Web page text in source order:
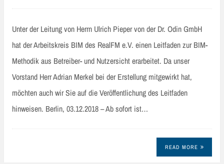
Unter der Leitung von Herrn Ulrich Pieper von der Dr. Odin GmbH
hat der Arbeitskreis BIM des RealFM e.V. einen Leitfaden zur BIM-
Methodik aus Betreiber- und Nutzersicht erarbeitet. Da unser
Vorstand Herr Adrian Merkel bei der Erstellung mitgewirkt hat,
möchten auch wir Sie auf die Veröffentlichung des Leitfaden
hinweisen. Berlin, 03.12.2018 – Ab sofort ist…
READ MORE